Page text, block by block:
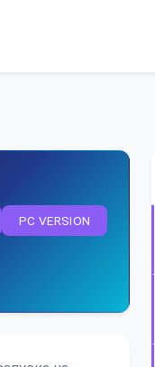
PC VERSION